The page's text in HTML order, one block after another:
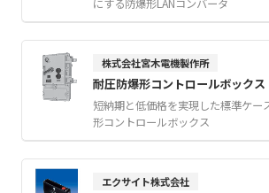
にする防爆形LANコンバータ
株式会社宮木電機製作所
耐圧防爆形コントロールボックス
短納期と低価格を実現した標準ケー
形コントロールボックス
エクサイト株式会社